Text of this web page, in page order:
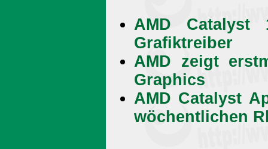
AMD Catalyst
Grafiktreiber
AMD zeigt
Graphics
AMD Catalyst
wöchentlichen